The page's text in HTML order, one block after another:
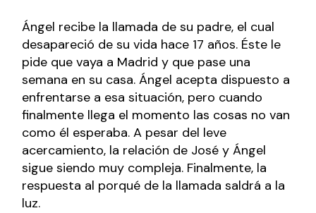
Ángel recibe la llamada de su padre, el cual
desapareció de su vida hace 17 años. Éste le
pide que vaya a Madrid y que pase una
semana en su casa. Ángel acepta dispuesto a
enfrentarse a esa situación, pero cuando
finalmente llega el momento las cosas no van
como él esperaba. A pesar del leve
acercamiento, la relación de José y Ángel
sigue siendo muy compleja. Finalmente, la
respuesta al porqué de la llamada saldrá a la
luz.